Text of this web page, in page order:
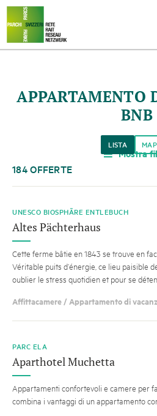
Navigazione
nella
rete
dei
Navigazione
rapida
Al contenuto principale
Alla navigazione mobile
Alla ricerca
Al piè di pagina
Alla mappa del sito
APPARTAMENTO
BNB
a Mostra
LISTA
184 OFFERTE
UNESCO BIOSPHÄRE ENTLEBUCH
Altes Pächterhaus
Cette ferme bâtie en 1843 se trouve en
Véritable puits d’énergie, ce lieu paisible
oublier le stress quotidien et pour se
Affittacamere / Appartamento di
PARC ELA
Aparthotel Muchetta
Appartamenti confortevoli e camere per
combina i vantaggi di un appartamento